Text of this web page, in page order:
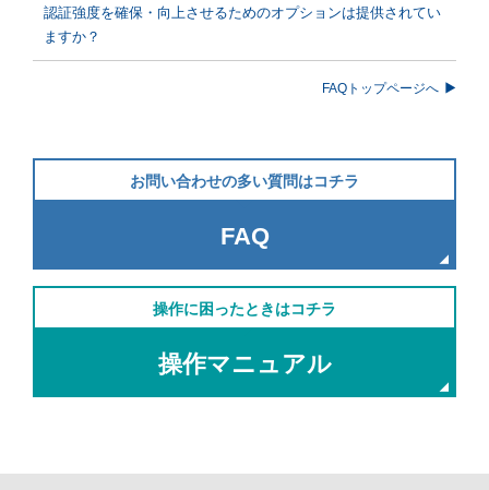
認証強度を確保・向上させるためのオプションは提供されてい
ますか？
FAQトップページへ
お問い合わせの多い質問はコチラ
FAQ
操作に困ったときはコチラ
操作マニュアル